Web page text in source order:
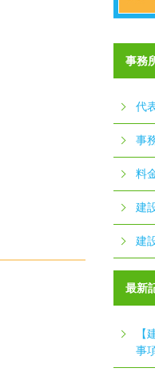
事務
代
事
料
建
建
最新
事